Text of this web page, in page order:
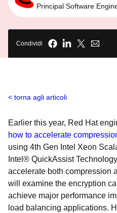
Principal Software
Condividi
torna agli articoli
Earlier this year, Red Hat
how to accelerate
using 4th Gen Intel Xeon
Intel® QuickAssist
accelerate both compression
will examine the encryption
achieve major performance
load balancing applications.